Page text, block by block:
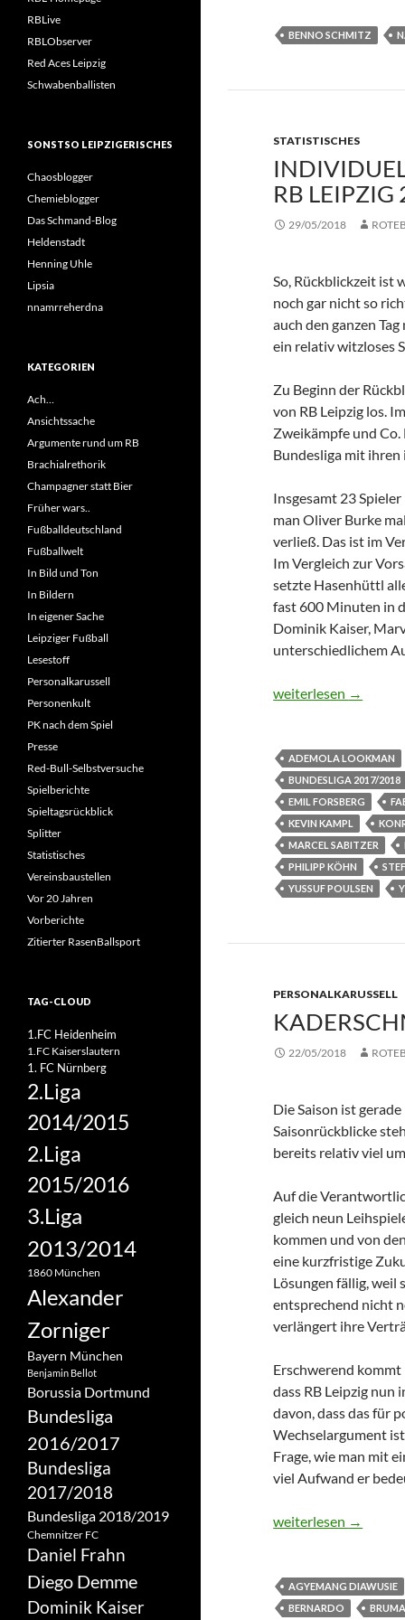
BENNO SCHMITZ
STATISTISCHES
RB
29/05/2018
So, Rückblickzeit ist
noch gar nicht so
auch den ganzen
ein relativ witzloses
Zu Beginn der
von RB Leipzig los.
Zweikämpfe und
Bundesliga mit ihren
Insgesamt 23
man Oliver Burke
verließ. Das ist im
Im Vergleich zur
setzte Hasenhüttl
fast 600 Minuten in
Dominik Kaiser,
unterschiedlichem
Individuelle
weiterlesen →
ADEMOLA LOOKMAN
BUNDESLIGA 2017/2018
EMIL FORSBERG
KEVIN KAMPL
MARCEL SABITZER
PHILIPP KÖHN
YUSSUF POULSEN
PERSONALKARUSSELL
22/05/2018
Die Saison ist
Saisonrückblicke
bereits relativ viel
Auf die
gleich neun
kommen und von
eine kurzfristige
Lösungen fällig, weil
entsprechend nicht
verlängert ihre
Erschwerend
dass RB Leipzig nun
davon, dass das für
Wechselargument
Frage, wie man mit
viel Aufwand er
Kaderschmiede RB
weiterlesen →
AGYEMANG DIAWUSIE
BERNARDO
BRUMA
RBLive
RBLObserver
Red Aces Leipzig
Schwabenballisten
SONSTSO LEIPZIGERISCHES
Chaosblogger
Chemieblogger
Das Schmand-Blog
Heldenstadt
Henning Uhle
Lipsia
nnamrreherdna
KATEGORIEN
Ach…
Ansichtssache
Argumente rund um RB
Brachialrethorik
Champagner statt Bier
Früher wars..
Fußballdeutschland
Fußballwelt
In Bild und Ton
In Bildern
In eigener Sache
Leipziger Fußball
Lesestoff
Personalkarussell
Personenkult
PK nach dem Spiel
Presse
Red-Bull-Selbstversuche
Spielberichte
Spieltagsrückblick
Splitter
Statistisches
Vereinsbaustellen
Vor 20 Jahren
Vorberichte
Zitierter RasenBallsport
TAG-CLOUD
1.FC Heidenheim
1.FC Kaiserslautern
1. FC Nürnberg
2.Liga
2014/2015
2.Liga
2015/2016
3.Liga
2013/2014
1860 München
Alexander
Zorniger
Bayern München
Benjamin Bellot
Borussia Dortmund
Bundesliga
2016/2017
Bundesliga
2017/2018
Bundesliga 2018/2019
Chemnitzer FC
Daniel Frahn
Diego Demme
Dominik Kaiser